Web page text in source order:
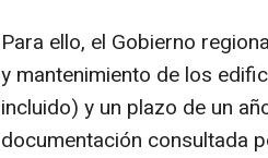
Para ello, el Gobierno
y mantenimiento de los
incluido) y un plazo de un
documentación consultada